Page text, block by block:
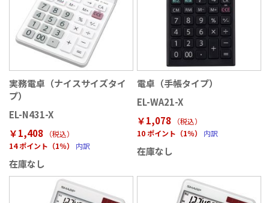
実務電卓（ナイスサイズタイ
プ）
EL-N431-X
￥1,408
（税込）
14 ポイント（1％）
内訳
在庫なし
電卓（手帳タイプ）
EL-WA21-X
￥1,078
（税込）
10 ポイント（1％）
内訳
在庫なし